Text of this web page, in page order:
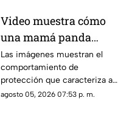
Video muestra cómo
una mamá panda
protege a su cría
Las imágenes muestran el
comportamiento de
protección que caracteriza a
las pandas gigantes durante los
agosto 05, 2026 07:53 p. m.